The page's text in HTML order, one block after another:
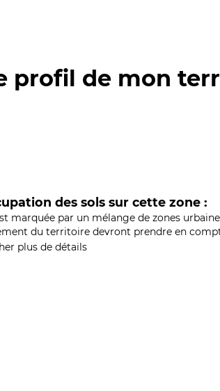
profil de mon
des sols sur cette zone :
marquée par un mélange de zones
du territoire devront prendre en
plus de détails